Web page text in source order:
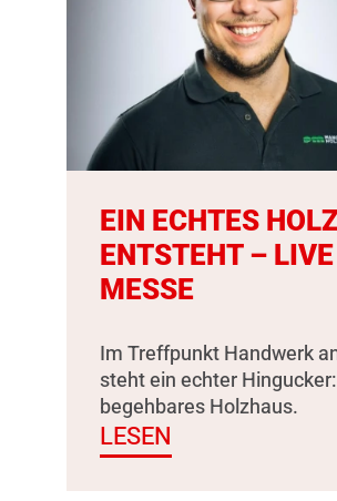
EIN ECHTES
ENTSTEHT –
MESSE
Im Treffpunkt Handwerk
steht ein echter
begehbares Holzhaus.
LESEN